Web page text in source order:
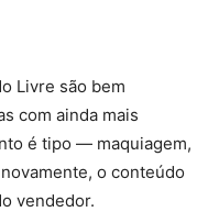
Livre são bem
com ainda mais
é tipo — maquiagem,
o conteúdo
vendedor.